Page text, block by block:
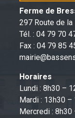
Ferme de
297 Route de
Tél. : 04 79 70
Fax : 04 79 85
Horaires
Lundi : 8h30 –
Mardi : 13h30 –
Mercredi : 8h30